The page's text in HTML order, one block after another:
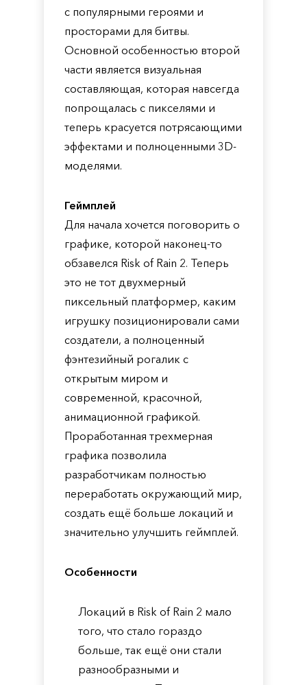
с популярными героями и
просторами для битвы.
Основной особенностью второй
части является визуальная
составляющая, которая навсегда
попрощалась с пикселями и
теперь красуется потрясающими
эффектами и полноценными 3D-
моделями.
Геймплей
Для начала хочется поговорить о
графике, которой наконец-то
обзавелся Risk of Rain 2. Теперь
это не тот двухмерный
пиксельный платформер, каким
игрушку позиционировали сами
создатели, а полноценный
фэнтезийный рогалик с
открытым миром и
современной, красочной,
анимационной графикой.
Проработанная трехмерная
графика позволила
разработчикам полностью
переработать окружающий мир,
создать ещё больше локаций и
значительно улучшить геймплей.
Особенности
Локаций в Risk of Rain 2 мало
того, что стало гораздо
больше, так ещё они стали
разнообразными и